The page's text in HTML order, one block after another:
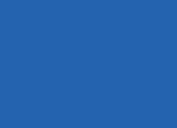
(BImSchG)
Anlass
Messungen
Anlagen
zur Feuerbestattung (27.